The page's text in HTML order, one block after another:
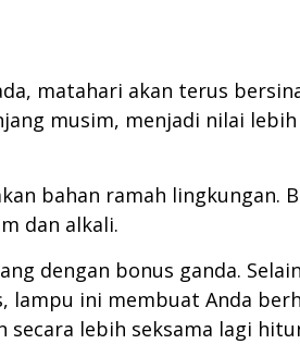
matahari akan terus
musim, menjadi nilai
bahan ramah lingkungan.
dan alkali.
dengan bonus ganda.
lampu ini membuat Anda
lebih seksama lagi